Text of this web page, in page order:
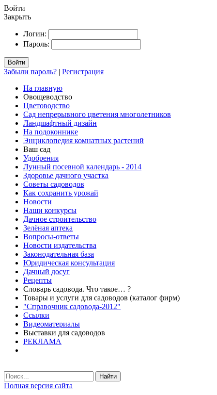
Войти
Закрыть
Логин:
Пароль:
Войти
Забыли пароль? | Регистрация
На главную
Овощеводство
Цветоводство
Сад непрерывного цветения многолетников
Ландшафтный дизайн
На подоконнике
Энциклопедия комнатных растений
Ваш сад
Удобрения
Лунный посевной календарь - 2014
Здоровье дачного участка
Советы садоводов
Как сохранить урожай
Новости
Наши конкурсы
Дачное строительство
Зелёная аптека
Вопросы-ответы
Новости издательства
Законодательная база
Юридическая консультация
Дачный досуг
Рецепты
Словарь садовода. Что такое… ?
Товары и услуги для садоводов (каталог фирм)
"Справочник садовода-2012"
Ссылки
Видеоматериалы
Выставки для садоводов
РЕКЛАМА
Найти
Полная версия сайта